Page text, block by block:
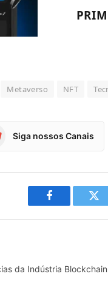
Metaverso NFT
Siga nossos Canais
Facebook
da Indústria Blockchain